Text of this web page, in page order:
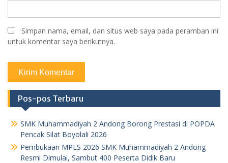
Simpan nama, email, dan situs web saya pada peramban ini
untuk komentar saya berikutnya.
Pos-pos Terbaru
SMK Muhammadiyah 2 Andong Borong Prestasi di POPDA
Pencak Silat Boyolali 2026
Pembukaan MPLS 2026 SMK Muhammadiyah 2 Andong
Resmi Dimulai, Sambut 400 Peserta Didik Baru